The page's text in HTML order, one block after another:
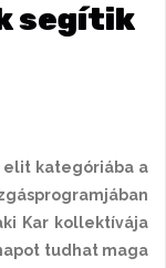
segítik
kategóriába a
Kar kollektívája
tudhat maga